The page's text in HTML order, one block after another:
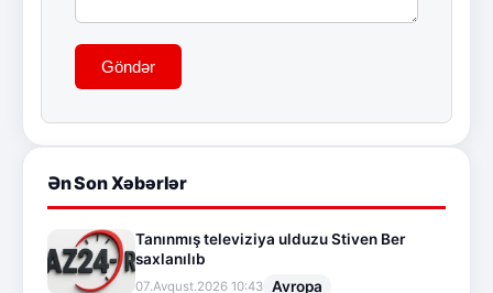
Göndər
Ən Son Xəbərlər
Tanınmış televiziya ulduzu Stiven Ber
saxlanılıb
07.Avqust.2026 10:43 Avropa